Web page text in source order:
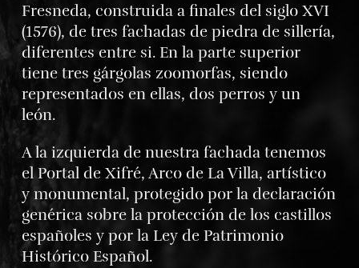
Fresneda, construida a finales del siglo XVI
(1576), de tres fachadas de piedra de sillería,
diferentes entre si. En la parte superior
tiene tres gárgolas zoomorfas, siendo
representados en ellas, dos perros y un
león.
A la izquierda de nuestra fachada tenemos
el Portal de Xifré, Arco de La Villa, artístico
y monumental, protegido por la declaración
genérica sobre la protección de los castillos
españoles y por la Ley de Patrimonio
Histórico Español.